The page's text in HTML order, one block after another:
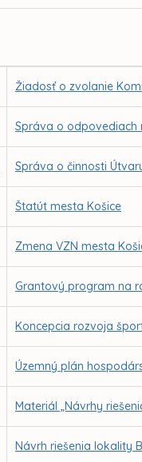
Žiadosť o zvolanie
Správa o odpovediach
Správa o činnosti
Štatút mesta Košice
Zmena VZN mesta
Grantový program na
Koncepcia rozvoja
Územný plán
Materiál „Návrhy
Návrh riešenia lokality